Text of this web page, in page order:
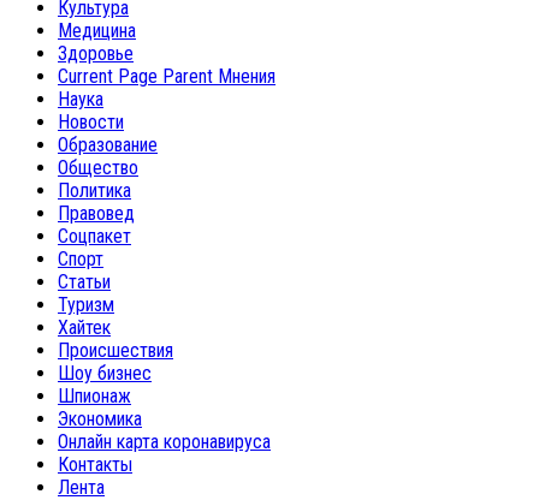
Культура
Медицина
Здоровье
Current Page Parent Мнения
Наука
Новости
Образование
Общество
Политика
Правовед
Соцпакет
Спорт
Статьи
Туризм
Хайтек
Происшествия
Шоу бизнес
Шпионаж
Экономика
Онлайн карта коронавируса
Контакты
Лента